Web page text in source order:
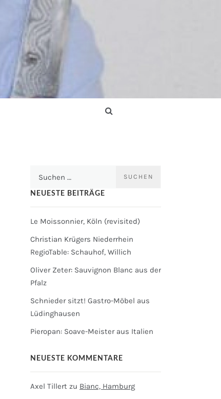
NEUESTE BEITRÄGE
Le Moissonnier, Köln (revisited)
Christian Krügers Niederrhein
RegioTable: Schauhof, Willich
Oliver Zeter: Sauvignon Blanc aus der
Pfalz
Schnieder sitzt! Gastro-Möbel aus
Lüdinghausen
Pieropan: Soave-Meister aus Italien
NEUESTE KOMMENTARE
Axel Tillert zu Bianc, Hamburg